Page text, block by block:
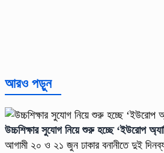
আরও পড়ুন
উচ্চশিক্ষার সুযোগ নিয়ে শুরু হচ্ছে ‘ইউরোপ
আগামী ২০ ও ২১ জুন ঢাকার বনানীতে দুই